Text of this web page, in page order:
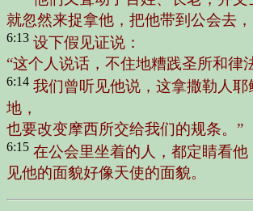
就忽然来捉拿他，把他带到公会去，
6:13 设下假见证说：
“这个人说话，不住地糟践圣所和律
6:14 我们曾听见他说，这拿撒勒人
地，
也要改变摩西所交给我们的规条。”
6:15 在公会里坐着的人，都定睛看他
见他的面貌好像天使的面貌。